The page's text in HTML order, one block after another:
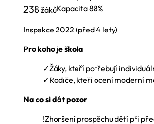
238žákůKapacita88%
Inspekce 2022 (před 4 lety)
Pro koho je škola
✓Žáky, kteří potřebují
✓Rodiče, kteří ocení moderní
Na co si dát pozor
!Zhoršení prospěchu dětí při